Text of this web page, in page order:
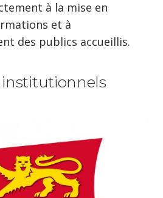
à la mise en
et à
des publics accueillis.
institutionnels